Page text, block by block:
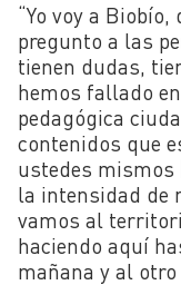
“Yo voy a
pregunto a las
tienen dudas,
hemos fallado
pedagógica
contenidos que
ustedes mismos
la intensidad de
vamos al
haciendo aquí
mañana y al